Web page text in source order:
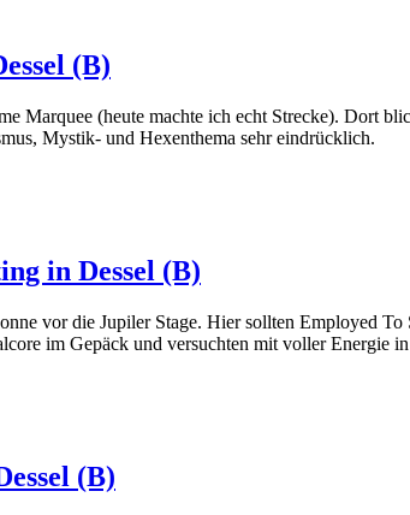
(B)
Marquee (heute machte ich echt Strecke). Dort
Mystik- und Hexenthema sehr eindrücklich.
in Dessel (B)
vor die Jupiler Stage. Hier sollten Employed
im Gepäck und versuchten mit voller Energie in
(B)